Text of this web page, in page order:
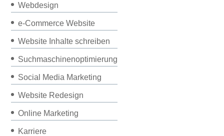
Webdesign
e-Commerce Website
Website Inhalte schreiben
Suchmaschinenoptimierung
Social Media Marketing
Website Redesign
Online Marketing
Karriere